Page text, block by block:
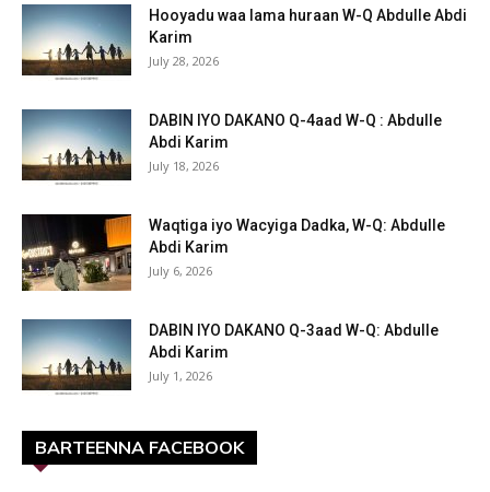
Hooyadu waa lama huraan W-Q Abdulle Abdi
Karim
July 28, 2026
DABIN IYO DAKANO Q-4aad W-Q : Abdulle
Abdi Karim
July 18, 2026
Waqtiga iyo Wacyiga Dadka, W-Q: Abdulle
Abdi Karim
July 6, 2026
DABIN IYO DAKANO Q-3aad W-Q: Abdulle
Abdi Karim
July 1, 2026
BARTEENNA FACEBOOK